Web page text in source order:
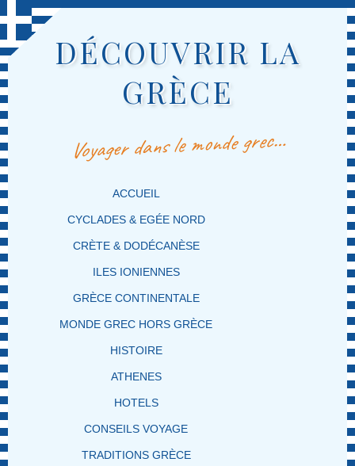
DÉCOUVRIR LA
GRÈCE
Voyager dans le monde grec…
MENU PRINCIPAL
MASQUER LA NAVIGATION PRINCIPALE
MASQUER LA NAVIGATION SECONDAIRE
ACCUEIL
CYCLADES & EGÉE NORD
CRÈTE & DODÉCANÈSE
ILES IONIENNES
GRÈCE CONTINENTALE
MONDE GREC HORS GRÈCE
HISTOIRE
ATHENES
HOTELS
CONSEILS VOYAGE
TRADITIONS GRÈCE